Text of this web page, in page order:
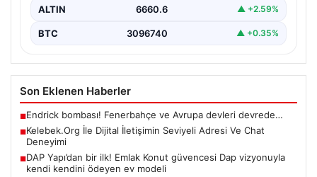
ALTIN 6660.6 ▲ +2.59%
BTC 3096740 ▲ +0.35%
Son Eklenen Haberler
■Endrick bombası! Fenerbahçe ve Avrupa devleri devrede…
■Kelebek.Org İle Dijital İletişimin Seviyeli Adresi Ve Chat
Deneyimi
■DAP Yapı’dan bir ilk! Emlak Konut güvencesi Dap vizyonuyla
kendi kendini ödeyen ev modeli